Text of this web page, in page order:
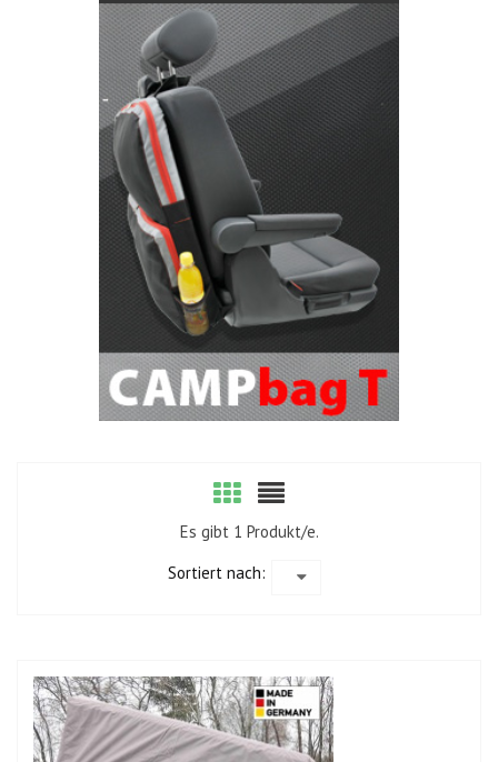
Es gibt 1 Produkt/e.
Sortiert nach: